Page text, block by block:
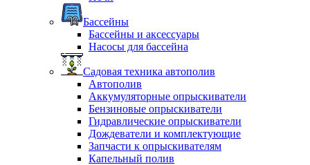
Бассейны
Бассейны и аксессуары
Насосы для бассейна
Садовая техника автополив
Автополив
Аккумуляторные опрыскиватели
Бензиновые опрыскиватели
Гидравлические опрыскиватели
Дождеватели и комплектующие
Запчасти к опрыскивателям
Капельный полив